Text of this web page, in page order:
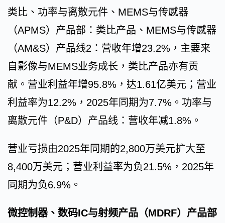
类比、功率与离散元件、MEMS与传感器
（APMS）产品部：类比产品、MEMS与传感器
（AM&S）产品线2：营收年增23.2%，主要来
自影像与MEMS业务成长，类比产品亦有贡
献。营业利益年增95.8%，达1.61亿美元；营业
利益率为12.2%，2025年同期为7.7%。功率与
离散元件（P&D）产品线：营收年减1.8%。
营业亏损由2025年同期的2,800万美元扩大至
8,400万美元；营业利益率为负21.5%，2025年
同期为负6.9%。
微控制器、数码IC与射频产品（MDRF）产品部